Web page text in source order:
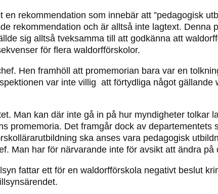
rekommendation som innebär att ”pedagogisk
rekommendation och är alltså inte lagtext. Denna
sig alltså tveksamma till att godkänna att
för flera waldorfförskolor.
Hen framhöll att promemorian bara var en
var inte villig att förtydliga något gällande
Man kan där inte gå in på hur myndigheter tolkar
promemoria. Det framgår dock av departementets
ska anses vara pedagogisk
Man har för närvarande inte för avsikt att ändra på
fattar ett för en waldorfförskola negativt beslut